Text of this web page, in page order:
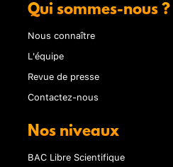
Qui sommes-nous ?
Nous connaître
L'équipe
Revue de presse
Contactez-nous
Nos niveaux
BAC Libre Scientifique